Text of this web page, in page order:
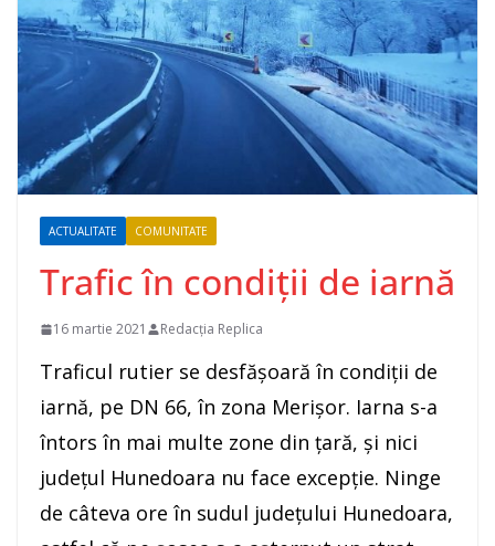
ACTUALITATE COMUNITATE
Trafic în condiții de iarnă
16 martie 2021 Redacția Replica
Traficul rutier se desfășoară în condiții de
iarnă, pe DN 66, în zona Merișor. Iarna s-a
întors în mai multe zone din țară, și nici
județul Hunedoara nu face excepție. Ninge
de câteva ore în sudul județului Hunedoara,